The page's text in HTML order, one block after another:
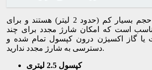
این تجهیزات حاوی حجم بسیار کم (حدود 2 لیتر) هستند و برای
است که امکان شارژ مجدد برای چند
گاز اکسیژن درون کپسول تمام شده و
دسترسی به شارژ مجدد ندارید.
کپسول 2.5 لیتری